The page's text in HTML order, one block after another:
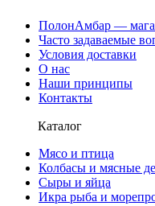
ПолонАмбар —
Часто задаваемые
Условия доставки
О нас
Наши принципы
Контакты
Каталог
Мясо и птица
Колбасы и мясные
Сыры и яйца
Икра рыба и